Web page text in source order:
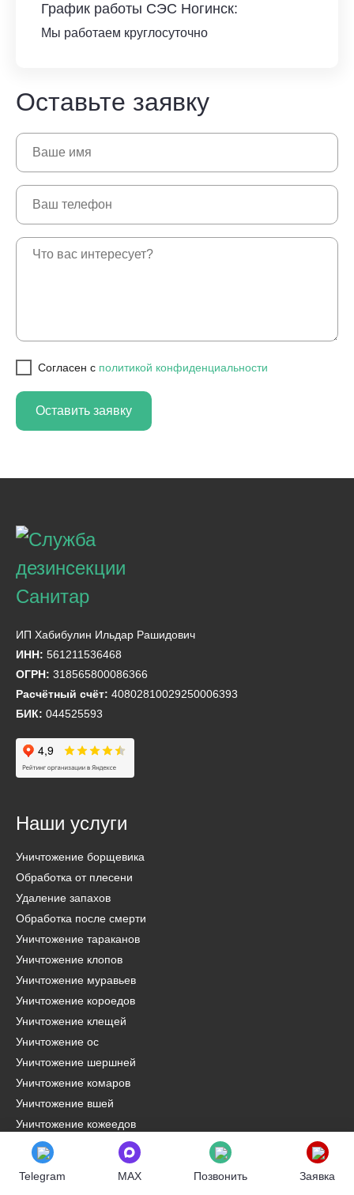
График работы СЭС Ногинск:
Мы работаем круглосуточно
Оставьте заявку
Cогласен с политикой конфиденциальности
Оставить заявку
Telegram MAX Позвонить Заявка
ИП Хабибулин Ильдар Рашидович
ИНН: 561211536468
ОГРН: 318565800086366
Расчётный счёт: 40802810029250006393
БИК: 044525593
Наши услуги
Уничтожение борщевика
Обработка от плесени
Удаление запахов
Обработка после смерти
Уничтожение тараканов
Уничтожение клопов
Уничтожение муравьев
Уничтожение короедов
Уничтожение клещей
Уничтожение ос
Уничтожение шершней
Уничтожение комаров
Уничтожение вшей
Уничтожение кожеедов
Уничтожение мух
Уничтожение блох
Уничтожение моли